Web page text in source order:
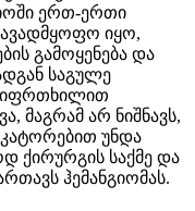
ერთ-ერთი
იყო,
გამოყენება და
საგულე
მაგრამ არ ნიშნავს,
უნდა
ქირურგის საქმე და
ჰემანგიომას.